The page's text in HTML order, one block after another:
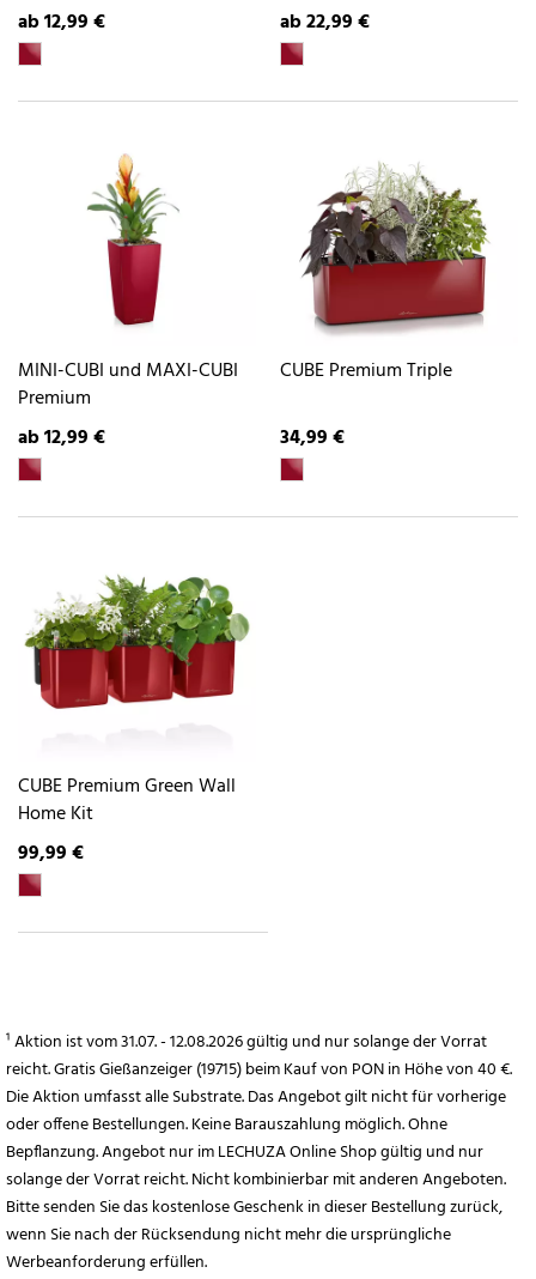
ab 12,99 €
ab 22,99 €
MINI-CUBI und MAXI-CUBI
Premium
ab 12,99 €
CUBE Premium Triple
34,99 €
CUBE Premium Green Wall
Home Kit
99,99 €
¹ Aktion ist vom 31.07. - 12.08.2026 gültig und nur solange der Vorrat
reicht. Gratis Gießanzeiger (19715) beim Kauf von PON in Höhe von 40 €.
Die Aktion umfasst alle Substrate. Das Angebot gilt nicht für vorherige
oder offene Bestellungen. Keine Barauszahlung möglich. Ohne
Bepflanzung. Angebot nur im LECHUZA Online Shop gültig und nur
solange der Vorrat reicht. Nicht kombinierbar mit anderen Angeboten.
Bitte senden Sie das kostenlose Geschenk in dieser Bestellung zurück,
wenn Sie nach der Rücksendung nicht mehr die ursprüngliche
Werbeanforderung erfüllen.